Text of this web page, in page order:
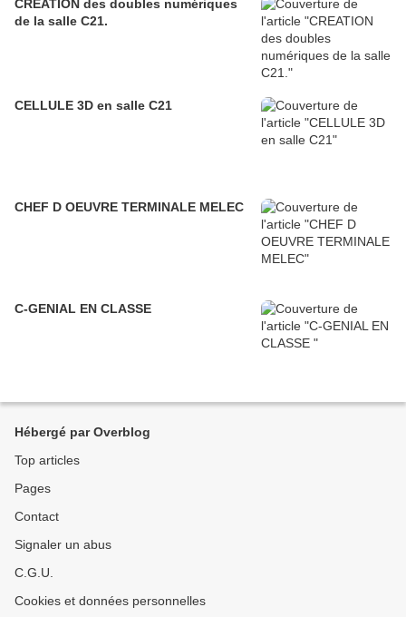
CREATION des doubles numériques
de la salle C21.
CELLULE 3D en salle C21
CHEF D OEUVRE TERMINALE MELEC
C-GENIAL EN CLASSE
Hébergé par Overblog
Top articles
Pages
Contact
Signaler un abus
C.G.U.
Cookies et données personnelles